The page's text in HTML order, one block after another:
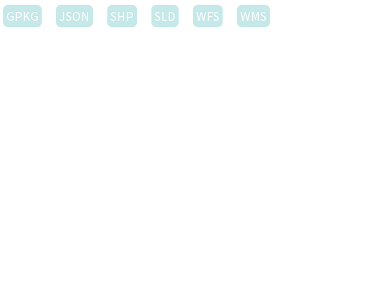
GPKG JSON SHP SLD WFS WMS